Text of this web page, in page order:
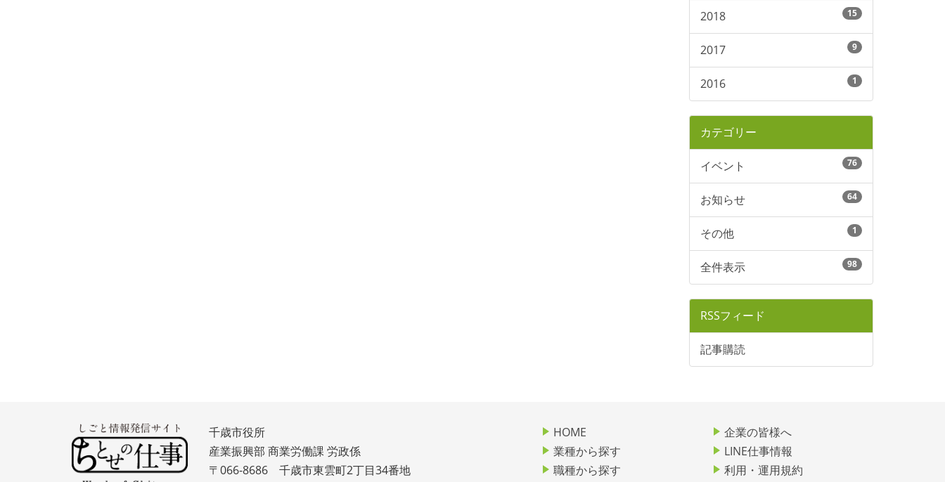
2018 15
2017 9
2016 1
カテゴリー
イベント 76
お知らせ 64
その他 1
全件表示 98
RSSフィード
記事購読
千歳市役所
産業振興部 商業労働課 労政係
〒066-8686 千歳市東雲町2丁目34番地
HOME
業種から探す
職種から探す
企業の皆様へ
LINE仕事情報
利用・運用規約